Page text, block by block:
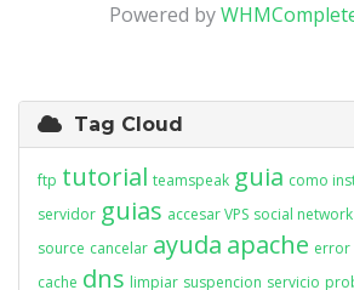
Powered by
Tag Cloud
ftp tutorial teamspeak guia como
servidor guias accesar VPS social network
source cancelar ayuda apache error
cache dns limpiar suspencion servicio